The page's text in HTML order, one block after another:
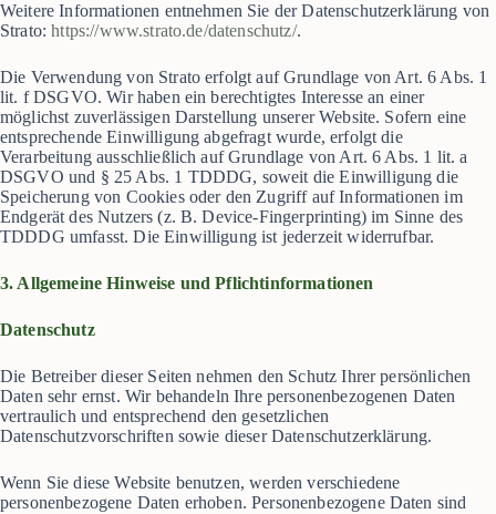
Weitere Informationen entnehmen Sie der Datenschutzerklärung von
Strato:https://www.strato.de/datenschutz/.
Die Verwendung von Strato erfolgt auf Grundlage von Art. 6 Abs. 1
lit. f DSGVO. Wir haben ein berechtigtes Interesse an einer
möglichst zuverlässigen Darstellung unserer Website. Sofern eine
entsprechende Einwilligung abgefragt wurde, erfolgt die
Verarbeitung ausschließlich auf Grundlage von Art. 6 Abs. 1 lit. a
DSGVO und § 25 Abs. 1 TDDDG, soweit die Einwilligung die
Speicherung von Cookies oder den Zugriff auf Informationen im
Endgerät des Nutzers (z. B. Device-Fingerprinting) im Sinne des
TDDDG umfasst. Die Einwilligung ist jederzeit widerrufbar.
3. Allgemeine Hinweise und Pflichtinformationen
Datenschutz
Die Betreiber dieser Seiten nehmen den Schutz Ihrer persönlichen
Daten sehr ernst. Wir behandeln Ihre personenbezogenen Daten
vertraulich und entsprechend den gesetzlichen
Datenschutzvorschriften sowie dieser Datenschutzerklärung.
Wenn Sie diese Website benutzen, werden verschiedene
personenbezogene Daten erhoben. Personenbezogene Daten sind